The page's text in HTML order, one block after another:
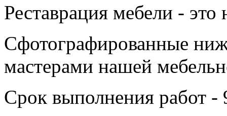
Реставрация мебели - это
Сфотографированные
мастерами нашей
Срок выполнения работ -